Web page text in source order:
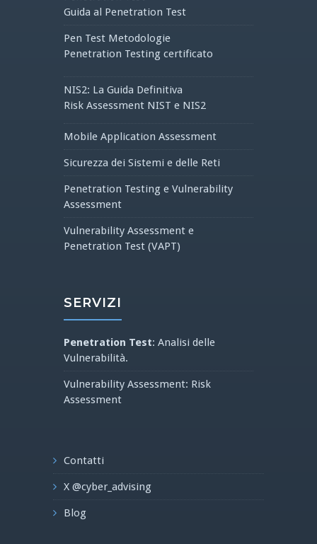
Guida al Penetration Test
Pen Test Metodologie
Penetration Testing certificato
NIS2: La Guida Definitiva
Risk Assessment NIST e NIS2
Mobile Application Assessment
Sicurezza dei Sistemi e delle Reti
Penetration Testing e Vulnerability
Assessment
Vulnerability Assessment e
Penetration Test (VAPT)
SERVIZI
Penetration Test: Analisi delle
Vulnerabilità.
Vulnerability Assessment: Risk
Assessment
Contatti
X @cyber_advising
Blog